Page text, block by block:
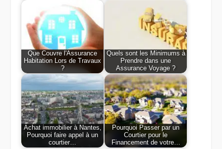
Que Couvre l'Assurance
Habitation Lors de Travaux
?
Quels sont les Minimums à
Prendre dans une
Assurance Voyage ?
Achat immobilier à Nantes,
Pourquoi faire appel à un
courtier…
Pourquoi Passer par un
Courtier pour le
Financement de votre…